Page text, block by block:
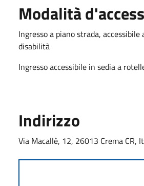
Modalità
Ingresso a piano strada, accessibile
disabilità
Ingresso accessibile in sedia a
Indirizzo
Via Macallè, 12, 26013 Crema CR,